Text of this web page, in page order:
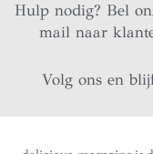
Hulp nodig? Bel
mail naar
Volg ons en